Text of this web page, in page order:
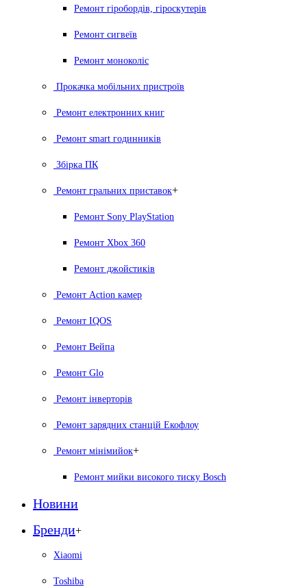
Ремонт гіробордів, гіроскутерів
Ремонт сигвеїв
Ремонт моноколіс
Прокачка мобільних пристроїв
Ремонт електронних книг
Ремонт smart годинників
Збірка ПК
Ремонт гральних приставок+
Ремонт Sony PlayStation
Ремонт Xbox 360
Ремонт джойстиків
Ремонт Action камер
Ремонт IQOS
Ремонт Вейпа
Ремонт Glo
Ремонт інверторів
Ремонт зарядних станцій Екофлоу
Ремонт мiнiмийок+
Ремонт мийки високого тиску Bosch
Новини
Бренди+
Xiaomi
Toshiba